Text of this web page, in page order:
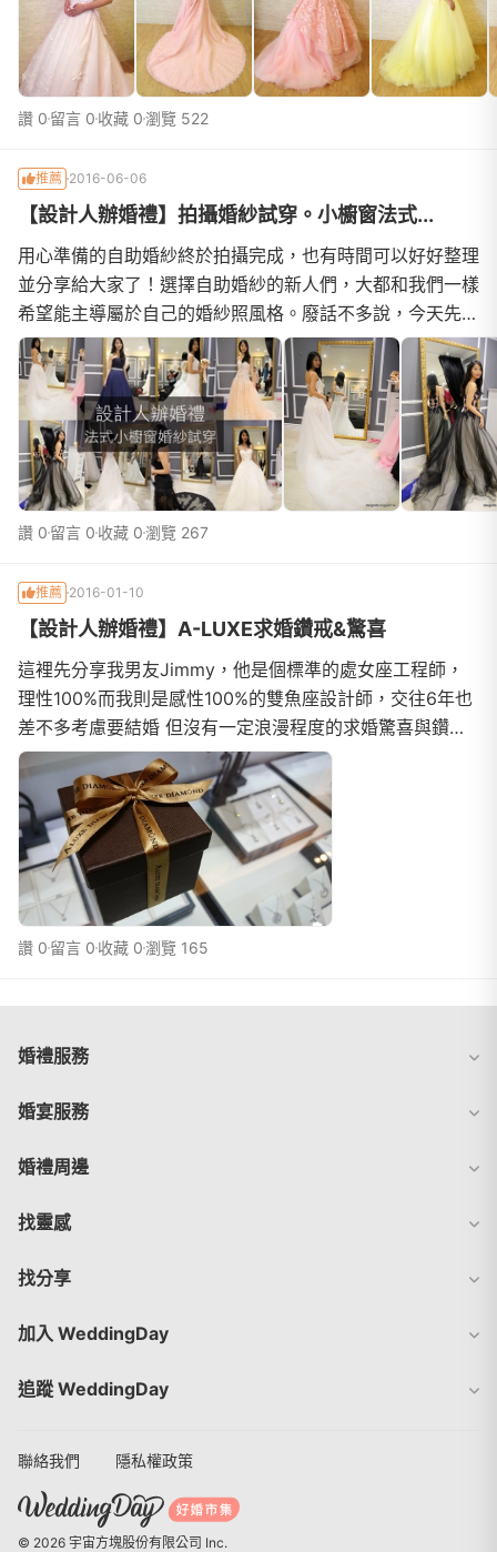
美學空間】。裡面的婚紗不得不說，比那幾間有名氣的還要
好看太多了！！！當天就非常開心地S
讚 0 留言 0 收藏 0瀏覽 522
推薦 2016-06-06
【設計人辦婚禮】拍攝婚紗試穿。小櫥窗法式...
用心準備的自助婚紗終於拍攝完成，也有時間可以好好整理
並分享給大家了！選擇自助婚紗的新人們，大都和我們一樣
希望能主導屬於自己的婚紗照風格。廢話不多說，今天先來
分享拍照中最重要的禮服試穿心得吧！ 挑選婚紗畢竟是每
個女孩們的夢幻行程，若能透過我的分享讓大家更能主導自
己的婚紗風格。這裡只有初步放四款我個人很喜歡的婚紗款
式，實際上當天試穿超過12件禮服，想看完整詳細的圖文
介紹的朋友們，歡迎請至部落格觀看喔：
讚 0 留言 0 收藏 0瀏覽 267
推薦 2016-01-10
【設計人辦婚禮】A-LUXE求婚鑽戒&驚喜
這裡先分享我男友Jimmy，他是個標準的處女座工程師，
理性100%而我則是感性100%的雙魚座設計師，交往6年也
差不多考慮要結婚 但沒有一定浪漫程度的求婚驚喜與鑽
戒，會讓我很難開口說願意的！因為對於平常在美感上很要
求的設計人而言沒有浪漫的求婚驚喜與鑽戒，是很難開口說
一聲「Yes!」因此,今天想分享我男友為了求婚,花心思準備
的驚喜與鑽戒希望大家喜歡:)想看詳細文章的姊妹們,可以點
至連結看喔!http
讚 0 留言 0 收藏 0瀏覽 165
婚禮服務
婚宴服務
婚禮周邊
找靈感
找分享
加入 WeddingDay
追蹤 WeddingDay
聯絡我們 隱私權政策
© 2026 宇宙方塊股份有限公司 Inc.